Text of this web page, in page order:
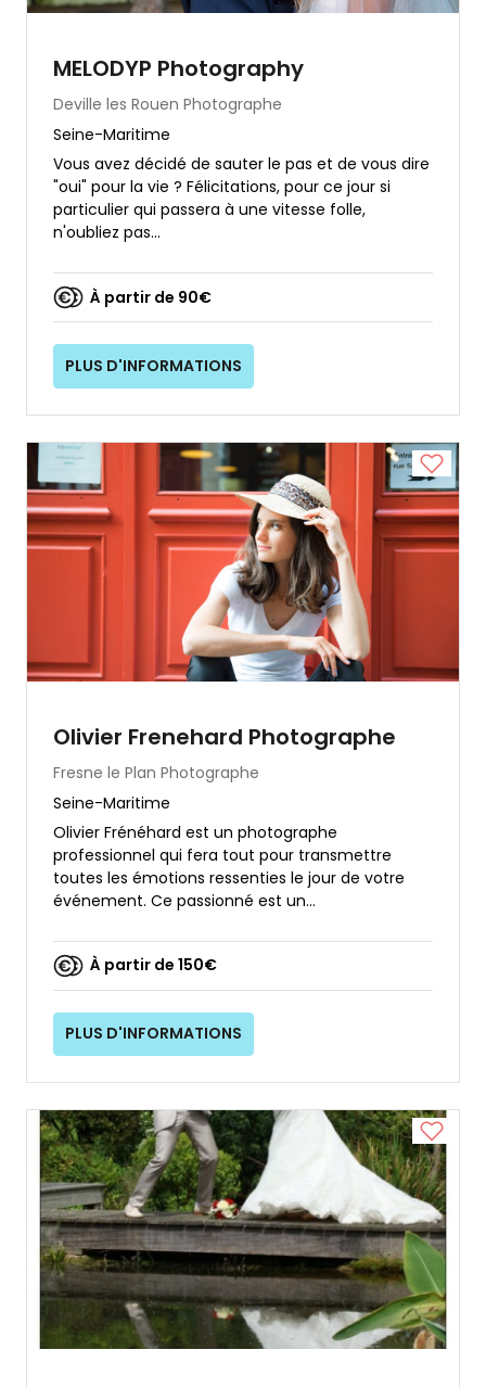
MELODYP Photography
Deville les Rouen Photographe
Seine-Maritime
Vous avez décidé de sauter le pas et de vous dire
"oui" pour la vie ? Félicitations, pour ce jour si
particulier qui passera à une vitesse folle,
n'oubliez pas...
À partir de 90€
PLUS D'INFORMATIONS
Olivier Frenehard Photographe
Fresne le Plan Photographe
Seine-Maritime
Olivier Frénéhard est un photographe
professionnel qui fera tout pour transmettre
toutes les émotions ressenties le jour de votre
événement. Ce passionné est un...
À partir de 150€
PLUS D'INFORMATIONS